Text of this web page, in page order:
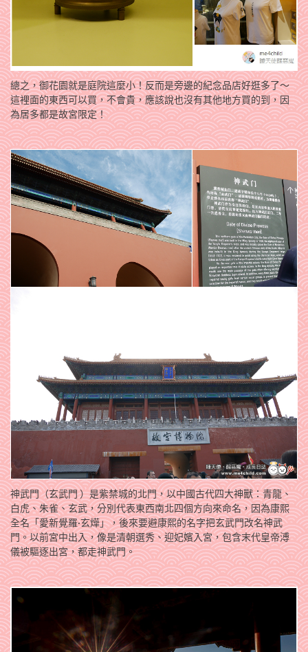
總之，御花園就是庭院這麼小！反而是旁邊的紀念品店好逛多了～
這裡面的東西可以買，不會貴，應該說也沒有其他地方買的到，因
為居多都是故宮限定！
神武門（玄武門 ）是紫禁城的北門，以中國古代四大神獸：青龍、
白虎、朱雀、玄武，分別代表東西南北四個方向來命名，因為康熙
全名「愛新覺羅·玄燁」，後來要避康熙的名字把玄武門改名神武
門。以前宮中出入，像是清朝選秀、迎妃嬪入宮，包含末代皇帝溥
儀被驅逐出宮，都走神武門。